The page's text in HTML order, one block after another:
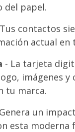
del papel.
contactos
actual en
- La tarjeta
imágenes y
tu marca.
un
esta moderna